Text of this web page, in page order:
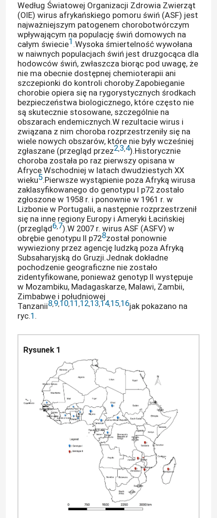
Według Światowej Organizacji Zdrowia Zwierząt
(OIE) wirus afrykańskiego pomoru świń (ASF) jest
najważniejszym patogenem chorobotwórczym
wpływającym na populację świń domowych na
całym świecie1 .Wysoka śmiertelność wywołana
w naiwnych populacjach świń jest druzgocąca dla
hodowców świń, zwłaszcza biorąc pod uwagę, że
nie ma obecnie dostępnej chemioterapii ani
szczepionki do kontroli choroby.Zapobieganie
chorobie opiera się na rygorystycznych środkach
bezpieczeństwa biologicznego, które często nie
są skutecznie stosowane, szczególnie na
obszarach endemicznych.W rezultacie wirus i
związana z nim choroba rozprzestrzeniły się na
wiele nowych obszarów, które nie były wcześniej
zgłaszane (przegląd przez2, 3 4).Historycznie
choroba została po raz pierwszy opisana w
Afryce Wschodniej w latach dwudziestych XX
wieku5.Pierwsze wystąpienie poza Afryką wirusa
zaklasyfikowanego do genotypu I p72 zostało
zgłoszone w 1958 r. i ponownie w 1961 r. w
Lizbonie w Portugalii, a następnie rozprzestrzenił
się na inne regiony Europy i Ameryki Łacińskiej
(przegląd6, 7).W 2007 r. wirus ASF (ASFV) w
obrębie genotypu II p728został ponownie
wywieziony przez agencję ludzką poza Afryką
Subsaharyjską do Gruzji.Jednak dokładne
pochodzenie geograficzne nie zostało
zidentyfikowane, ponieważ genotyp II występuje
w Mozambiku, Madagaskarze, Malawi, Zambii,
Zimbabwe i południowej
Tanzanii8, 9, 10, 11 12, 13 14,15, 16jak pokazano na
ryc.1 .
Rysunek 1